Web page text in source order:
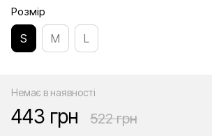
Розмір
S M L
Немає в наявності
443 грн 522 грн